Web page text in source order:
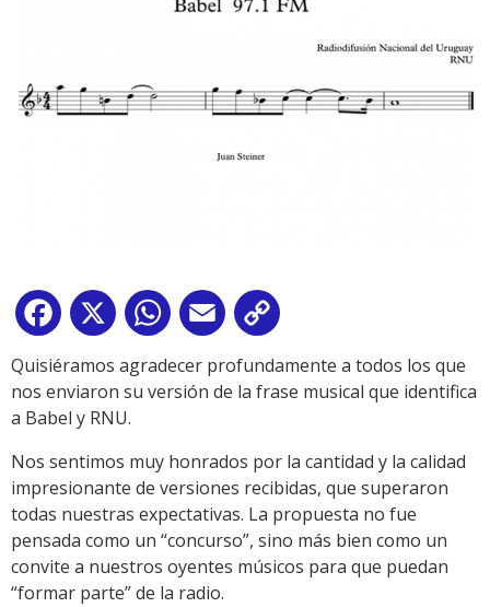
Facebook
X WhatsApp
Email
Link
Quisiéramos agradecer profundamente a todos los que
nos enviaron su versión de la frase musical que identifica
a Babel y RNU.
Nos sentimos muy honrados por la cantidad y la calidad
impresionante de versiones recibidas, que superaron
todas nuestras expectativas. La propuesta no fue
pensada como un “concurso”, sino más bien como un
convite a nuestros oyentes músicos para que puedan
“formar parte” de la radio.